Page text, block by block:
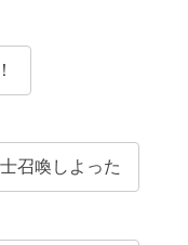
召喚しよった